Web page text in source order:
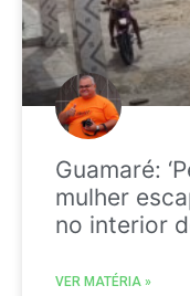
Guamaré:
mulher
no interior
VER MATÉRIA »